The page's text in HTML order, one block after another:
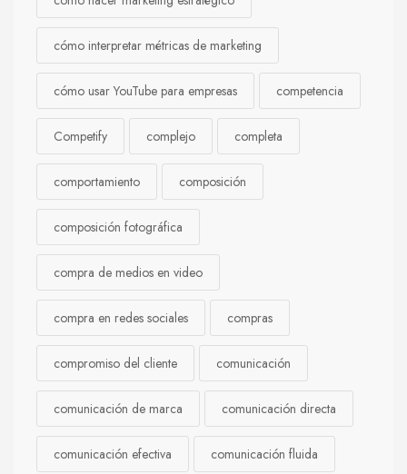
cómo interpretar métricas de marketing
cómo usar YouTube para empresas competencia
Competify complejo completa
comportamiento composición
composición fotográfica
compra de medios en video
compra en redes sociales compras
compromiso del cliente comunicación
comunicación de marca comunicación directa
comunicación efectiva comunicación fluida